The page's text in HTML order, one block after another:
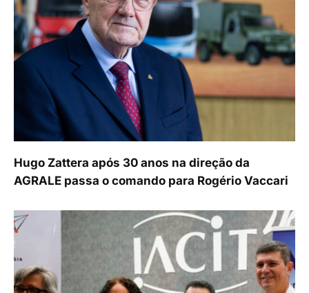
Hugo Zattera após 30 anos na direção da
AGRALE passa o comando para Rogério Vaccari